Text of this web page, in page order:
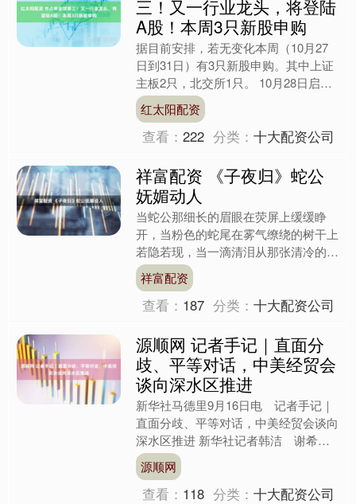
三！又一行业龙头，将登陆
A股！本周3只新股申购
据目前安排，若无变化本周（10月27
日到31日）有3只新股申购。其中上证
主板2只，北交所1只。 10月28日启动
申购的上证主板新股德力佳是高速重载
精密齿轮传动产....
红太阳配资
查看：222 分类：十大配资公司
祥富配资 《子夜归》蛇公
妩媚动人
当蛇公那细长的眉眼在荧屏上缓缓睁
开，当粉色的蛇尾在雾气缭绕的树干上
若隐若现，当一滴清泪从那张清冷的面
容滑落——我们仿佛能嗅到从屏幕那端
弥漫而来的妖气，浓烈、诡异....
祥富配资
查看： 187 分类：十大配资公司
源顺网 记者手记｜直面分
歧、平等对话，中美经贸会
谈向深水区推进
新华社马德里9月16日电 记者手记｜
直面分歧、平等对话，中美经贸会谈向
深水区推进 新华社记者韩洁 谢希
瑶 陈斌杰 9月14日，中美双方在西班
牙马德里就有关经贸问....
源顺网
查看： 118 分类：十大配资公司